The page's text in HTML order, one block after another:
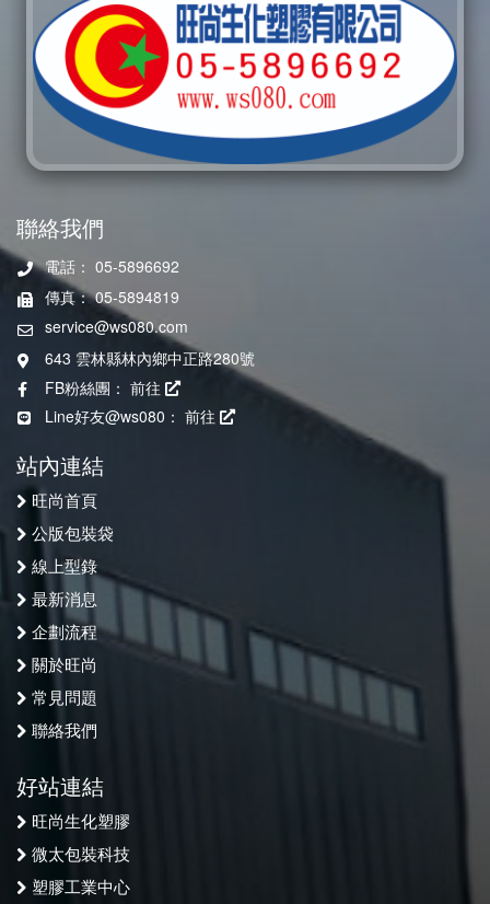
聯絡我們
電話： 05-5896692
傳真： 05-5894819
service@ws080.com
643 雲林縣林內鄉中正路280號
FB粉絲團： 前往
Line好友@ws080： 前往
站內連結
旺尚首頁
公版包裝袋
線上型錄
最新消息
企劃流程
關於旺尚
常見問題
聯絡我們
好站連結
旺尚生化塑膠
微太包裝科技
塑膠工業中心